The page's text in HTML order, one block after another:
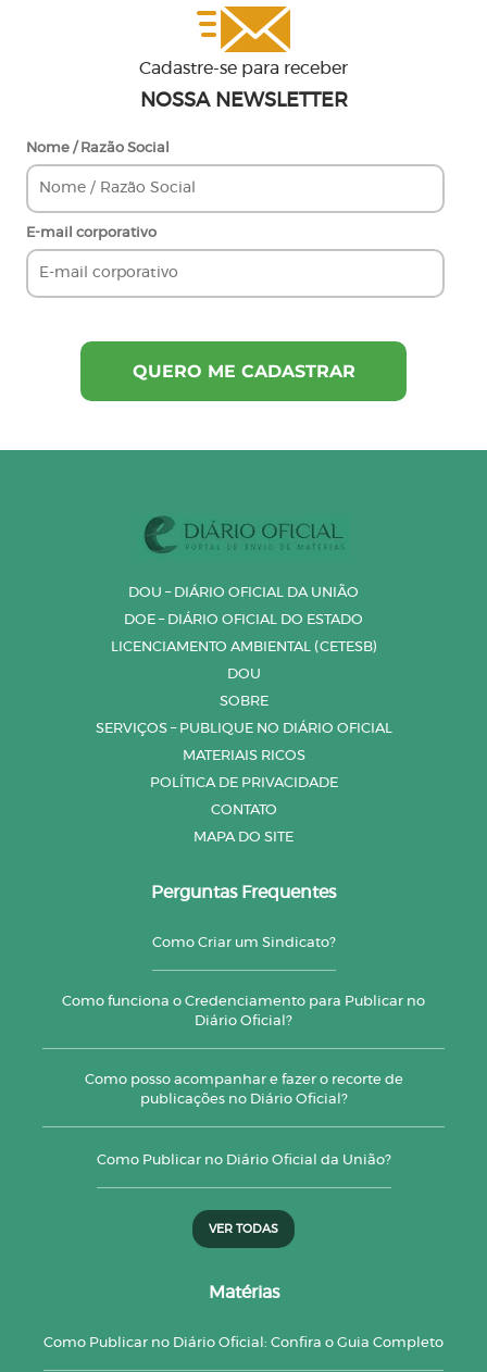
Cadastre-se para receber
NOSSA NEWSLETTER
Nome / Razão Social
E-mail corporativo
DOU – DIÁRIO OFICIAL DA UNIÃO
DOE – DIÁRIO OFICIAL DO ESTADO
LICENCIAMENTO AMBIENTAL (CETESB)
DOU
SOBRE
SERVIÇOS – PUBLIQUE NO DIÁRIO OFICIAL
MATERIAIS RICOS
POLÍTICA DE PRIVACIDADE
CONTATO
MAPA DO SITE
Perguntas Frequentes
Como Criar um Sindicato?
Como funciona o Credenciamento para Publicar no
Diário Oficial?
Como posso acompanhar e fazer o recorte de
publicações no Diário Oficial?
Como Publicar no Diário Oficial da União?
VER TODAS
Matérias
Como Publicar no Diário Oficial: Confira o Guia Completo